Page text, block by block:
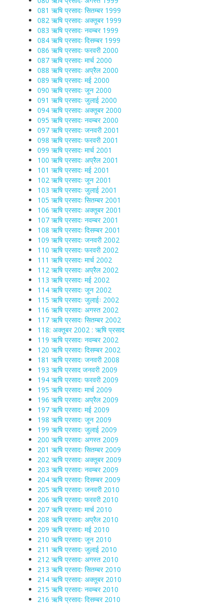
081 ऋषि प्रसादः सितम्बर 1999
082 ऋषि प्रसादः अक्तूबर 1999
083 ऋषि प्रसादः नवम्बर 1999
084 ऋषि प्रसादः दिसम्बर 1999
086 ऋषि प्रसादः फरवरी 2000
087 ऋषि प्रसादः मार्च 2000
088 ऋषि प्रसादः अप्रैल 2000
089 ऋषि प्रसादः मई 2000
090 ऋषि प्रसादः जून 2000
091 ऋषि प्रसादः जुलाई 2000
094 ऋषि प्रसादः अक्तूबर 2000
095 ऋषि प्रसादः नवम्बर 2000
097 ऋषि प्रसादः जनवरी 2001
098 ऋषि प्रसादः फरवरी 2001
099 ऋषि प्रसादः मार्च 2001
100 ऋषि प्रसादः अप्रैल 2001
101 ऋषि प्रसादः मई 2001
102 ऋषि प्रसादः जून 2001
103 ऋषि प्रसादः जुलाई 2001
105 ऋषि प्रसादः सितम्बर 2001
106 ऋषि प्रसादः अक्तूबर 2001
107 ऋषि प्रसादः नवम्बर 2001
108 ऋषि प्रसादः दिसम्बर 2001
109 ऋषि प्रसादः जनवरी 2002
110 ऋषि प्रसादः फरवरी 2002
111 ऋषि प्रसादः मार्च 2002
112 ऋषि प्रसादः अप्रैल 2002
113 ऋषि प्रसादः मई 2002
114 ऋषि प्रसादः जून 2002
115 ऋषि प्रसादः जुलाईः 2002
116 ऋषि प्रसादः अगस्त 2002
117 ऋषि प्रसादः सितम्बर 2002
118: अक्तूबर 2002 : ऋषि प्रसाद
119 ऋषि प्रसादः नवम्बर 2002
120 ऋषि प्रसादः दिसम्बर 2002
181 ऋषि प्रसादः जनवरी 2008
193 ऋषि प्रसाद जनवरी 2009
194 ऋषि प्रसादः फरवरी 2009
195 ऋषि प्रसादः मार्च 2009
196 ऋषि प्रसादः अप्रैल 2009
197 ऋषि प्रसादः मई 2009
198 ऋषि प्रसादः जून 2009
199 ऋषि प्रसादः जुलाई 2009
200 ऋषि प्रसादः अगस्त 2009
201 ऋषि प्रसादः सितम्बर 2009
202 ऋषि प्रसादः अक्तूबर 2009
203 ऋषि प्रसादः नवम्बर 2009
204 ऋषि प्रसादः दिसम्बर 2009
205 ऋषि प्रसादः जनवरी 2010
206 ऋषि प्रसादः फरवरी 2010
207 ऋषि प्रसादः मार्च 2010
208 ऋषि प्रसादः अप्रैल 2010
209 ऋषि प्रसादः मई 2010
210 ऋषि प्रसादः जून 2010
211 ऋषि प्रसादः जुलाई 2010
212 ऋषि प्रसादः अगस्त 2010
213 ऋषि प्रसादः सितम्बर 2010
214 ऋषि प्रसादः अक्तूबर 2010
215 ऋषि प्रसादः नवम्बर 2010
216 ऋषि प्रसादः दिसम्बर 2010